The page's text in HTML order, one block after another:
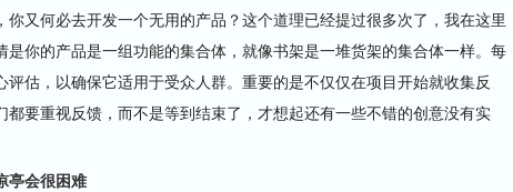
又何必去开发一个无用的产品？这个道理已经提过很多次了，我在这里
你的产品是一组功能的集合体，就像书架是一堆货架的集合体一样。每
估，以确保它适用于受众人群。重要的是不仅仅在项目开始就收集反
要重视反馈，而不是等到结束了，才想起还有一些不错的创意没有实
会很困难